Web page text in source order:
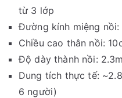
từ 3 lớp
Đường kính miệng nồi:
Chiều cao thân nồi:
Độ dày thành nồi:
Dung tích thực tế:
6 người)